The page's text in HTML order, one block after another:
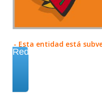
- Esta entidad está
Redes